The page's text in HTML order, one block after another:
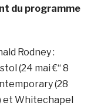
du programme
Rodney :
(24 mai €“ 8
(28
et Whitechapel